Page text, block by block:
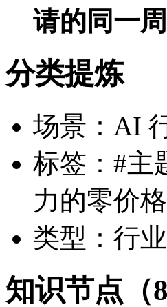
请的同一周
分类提炼
场景：AI
标签：#主
力的零价
类型：行
知识节点（